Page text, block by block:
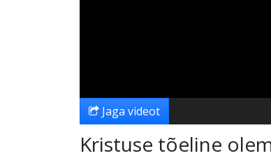
Jaga videot
Kristuse tõeline